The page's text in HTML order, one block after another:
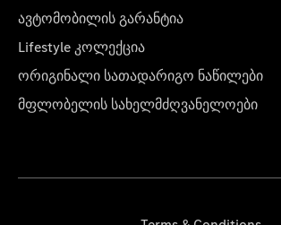
ავტომობილის გარანტია
Lifestyle კოლექცია
ორიგინალი სათადარიგო ნაწილები
მფლობელის სახელმძღვანელოები